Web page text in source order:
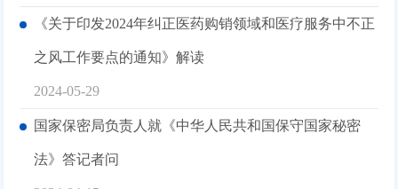
《关于印发2024年纠正医药购销领域和医疗服务中不正
之风工作要点的通知》解读
2024-05-29
国家保密局负责人就《中华人民共和国保守国家秘密
法》答记者问